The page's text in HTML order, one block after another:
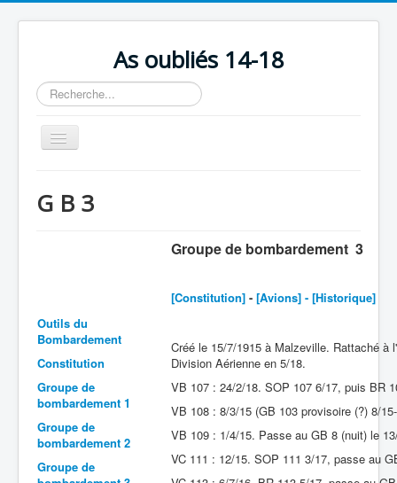
As oubliés 14-18
Rechercher
Basculer
la
Chronologie
Personnels
Formation
Doctrines
Batailles
Les As
G B 3
Groupe de bombardement 3
[Constitution] - [Avions] - [Historique]
Outils du
Bombardement
Constitution
Groupe de
bombardement 1
Groupe de
bombardement 2
Groupe de
Créé le 15/7/1915 à Malzeville. Rattaché à
Division Aérienne en 5/18.
VB 107 : 24/2/18. SOP 107 6/17, puis BR
VB 108 : 8/3/15 (GB 103 provisoire (?) 8/
VB 109 : 1/4/15. Passe au GB 8 (nuit) le
VC 111 : 12/15. SOP 111 3/17, passe au